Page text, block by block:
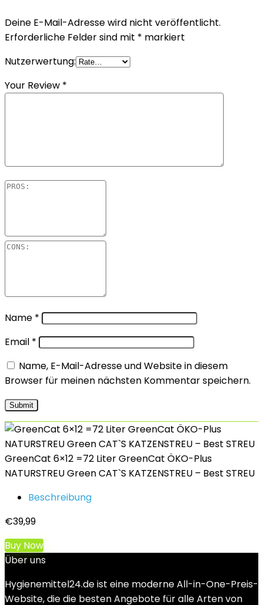
Deine E-Mail-Adresse wird nicht veröffentlicht.
Erforderliche Felder sind mit * markiert
Nutzerwertung:
Your Review *
Name *
Email *
Name, E-Mail-Adresse und Website in diesem
Browser für meinen nächsten Kommentar speichern.
GreenCat 6×12 =72 Liter GreenCat ÖKO-Plus
NATURSTREU Green CAT`S KATZENSTREU – Best STREU
Beschreibung
€39,99
Buy Now
Über uns
Hygienemittel24.de ist eine moderne All-in-One-Preis-
Website, die die besten Angebote für alle Arten von